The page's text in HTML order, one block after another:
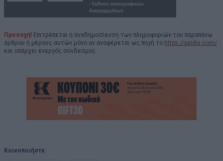
Προσοχή! Επιτρέπεται η αναδημοσίευση των πληροφοριών του παραπάνω
άρθρου ή μέρους αυτών μόνο αν αναφέρεται ως πηγή το https://paidis.com/
και υπάρχει ενεργός σύνδεσμος.
Κοινοποιήστε: